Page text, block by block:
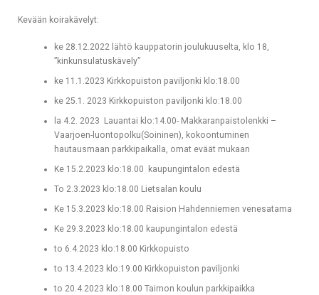
Kevään koirakävelyt:
ke 28.12.2022 lähtö kauppatorin joulukuuselta, klo 18,
”kinkunsulatuskävely”
ke 11.1.2023 Kirkkopuiston paviljonki klo:18.00
ke 25.1. 2023 Kirkkopuiston paviljonki klo:18.00
la 4.2. 2023 Lauantai klo:14.00- Makkaranpaistolenkki –
Vaarjoen-luontopolku(Soininen), kokoontuminen
hautausmaan parkkipaikalla, omat eväät mukaan
Ke 15.2.2023 klo:18.00 kaupungintalon edestä
To 2.3.2023 klo:18.00 Lietsalan koulu
Ke 15.3.2023 klo:18.00 Raision Hahdenniemen venesatama
Ke 29.3.2023 klo:18.00 kaupungintalon edestä
to 6.4.2023 klo:18.00 Kirkkopuisto
to 13.4.2023 klo:19.00 Kirkkopuiston paviljonki
to 20.4.2023 klo:18.00 Taimon koulun parkkipaikka